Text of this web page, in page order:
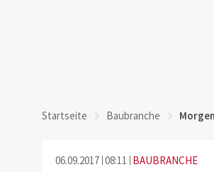
Startseite Baubranche
06.09.2017 08:11 BAUBRANCHE